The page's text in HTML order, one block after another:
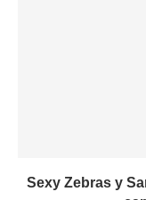
Sexy Zebras y